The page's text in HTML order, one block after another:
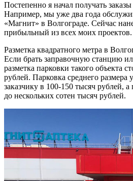
Постепенно я начал получать
Например, мы уже два года
«Магнит» в Волгограде. Сейчас
прибыльный из всех моих проектов.
Разметка квадратного метра в
Если брать заправочную станцию
разметка парковки такого объекта
рублей. Парковка среднего размера
заказчику в 100-150 тысяч рублей,
до нескольких сотен тысяч рублей.